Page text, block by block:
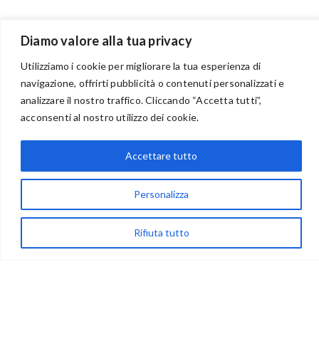
Diamo valore alla tua privacy
Utilizziamo i cookie per migliorare la tua esperienza di
navigazione, offrirti pubblicità o contenuti personalizzati e
analizzare il nostro traffico. Cliccando “Accetta tutti”,
acconsenti al nostro utilizzo dei cookie.
Personalizza
Rifiuta tutto
Accettare tutto
BENVENUTI NEL PORTALE RIVENDITORI
via Acqua delle Noci 12
83024 Monteforte Irpino (AV)
(+39) 081-7777233